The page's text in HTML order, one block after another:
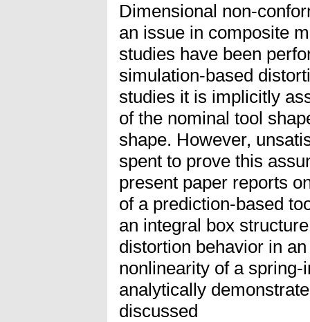
Dimensional non-
an issue in composite
studies have been
simulation-based
studies it is implicitly
of the nominal tool
shape. However,
spent to prove this
present paper reports
of a prediction-based
an integral box
distortion behavior in
nonlinearity of a
analytically
discussed